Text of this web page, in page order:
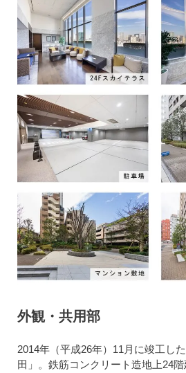
外観・共用部
2014年（平成26年）11月に竣工し
田」。鉄筋コンクリート造地上24